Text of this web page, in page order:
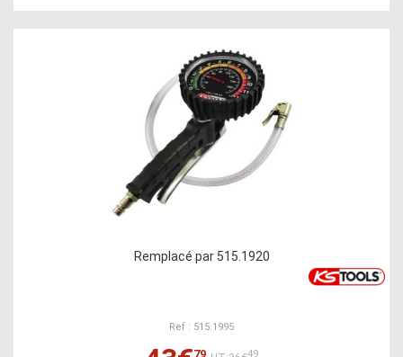
Remplacé par 515.1920
Ref : 515.1995
79 49